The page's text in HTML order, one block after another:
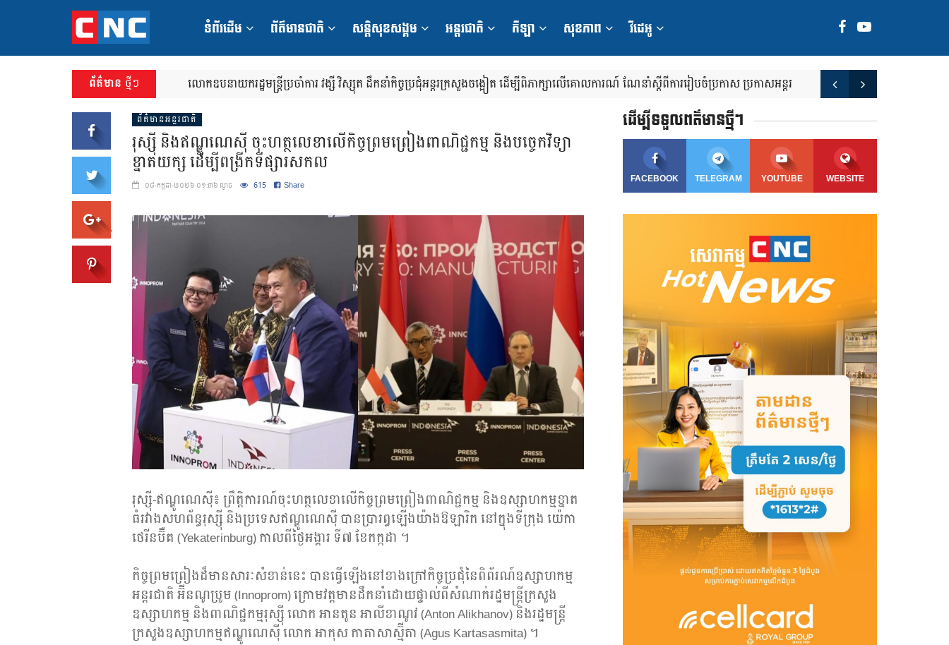
ទំ​​ព័​​រ​ដើ​ម​ ព័ត៌មានជាតិ សន្តិសុខសង្គម អន្តរជាតិ កីឡា សុខភាព វី​​ដេ​អូ
ព័ត៌មាន ថ្មីៗ
សម្រួលដល់គ្រប់តម្រូវការជាក់ស្តែងនៅក្នុង លោកឧបនាយករដ្ឋមន្រ្តីប្រចាំការ វង្សី វិស្សុត ដឹកនាំកិច្ចប្រជុំអន្តរក្រសួងចង្អៀត ដើម្បីពិភាក្សាលើគោលការណ៍ ណែនាំស្តីពីការរៀបចំប្រកាស ប្រកាសអន្តរ
ក្រសួង និងប្រកាសរួម របស់ក្រសួង ស្ថាប័ន
គណៈប្រតិភូធុរកិច្ចមកពីហុងកុង
ព័ត៌មានអន្តរជាតិ
រុស្ស៊ី និងឥណ្ឌូណេស៊ី ចុះហត្ថលេខាលើកិច្ចព្រមព្រៀងពាណិជ្ជកម្ម និងបច្ចេកវិទ្យា
ខ្នាតយក្ស ដើម្បីពង្រីកទីផ្សារសកល
០៨-កក្កដា-២០២៦ ០១:៣៦ ល្ងាច 615 Share
រុស្ស៊ី-ឥណ្ឌូណេស៊ី៖ ព្រឹត្តិការណ៍ចុះហត្ថលេខាលើកិច្ចព្រមព្រៀងពាណិជ្ជកម្ម និងឧស្សាហកម្មខ្នាត
ធំរវាងសហព័ន្ធរុស្ស៊ី និងប្រទេសឥណ្ឌូណេស៊ី បានប្រារព្ធឡើងយ៉ាងឱឡារិក នៅក្នុងទីក្រុង យ៉េកា
ថេរីនប៊ឺគ (Yekaterinburg) កាលពីថ្ងៃអង្គារ ទី៧ ខែកក្កដា ។
កិច្ចព្រមព្រៀងដ៏មានសារៈសំខាន់នេះ បានធ្វើឡើងនៅខាងក្រៅកិច្ចប្រជុំនៃពិព័រណ៍ឧស្សាហកម្ម
អន្តរជាតិ អ៊ីនណូប្រូម (Innoprom) ក្រោមវត្តមានដឹកនាំដោយផ្ទាល់ពីសំណាក់រដ្ឋមន្ត្រីក្រសួង
ឧស្សាហកម្ម និងពាណិជ្ជកម្មរុស្ស៊ី លោក អានតូន អាលីខាណូវ (Anton Alikhanov) និងរដ្ឋមន្ត្រី
ក្រសួងឧស្សាហកម្មឥណ្ឌូណេស៊ី លោក អាកុស កាតាសាស្ម៊ីតា (Agus Kartasasmita) ។
ដើម្បីទទួលពត៌មានថ្មីៗ
FACEBOOK TELEGRAM YOUTUBE WEBSITE